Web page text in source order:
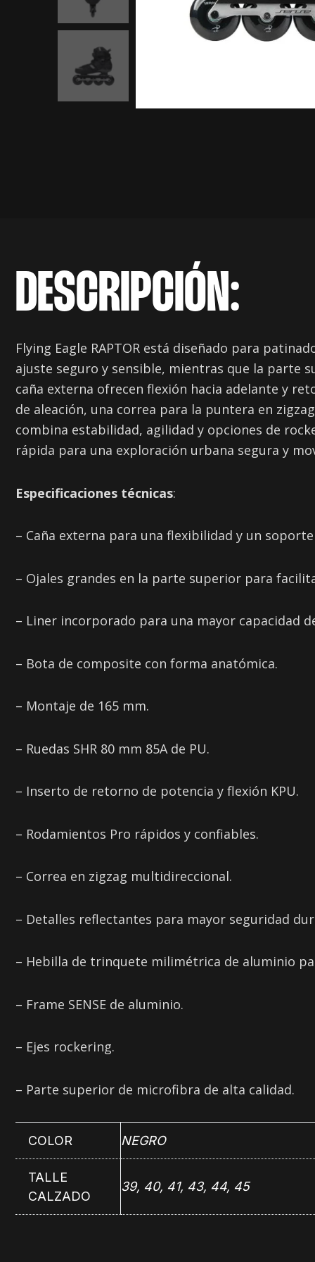
DESCRIPCIÓN:
Flying Eagle RAPTOR está diseñado para
ajuste seguro y sensible, mientras que la parte
caña externa ofrecen flexión hacia adelante y
de aleación, una correa para la puntera en
combina estabilidad, agilidad y opciones de
rápida para una exploración urbana segura y
Especificaciones técnicas:
– Caña externa para una flexibilidad y un
– Ojales grandes en la parte superior para
– Liner incorporado para una mayor capacidad
– Bota de composite con forma anatómica.
– Montaje de 165 mm.
– Ruedas SHR 80 mm 85A de PU.
– Inserto de retorno de potencia y flexión KPU.
– Rodamientos Pro rápidos y confiables.
– Correa en zigzag multidireccional.
– Detalles reflectantes para mayor seguridad
– Hebilla de trinquete milimétrica de aluminio
– Frame SENSE de aluminio.
– Ejes rockering.
– Parte superior de microfibra de alta calidad.
COLOR NEGRO
TALLE
CALZADO
39, 40, 41, 43, 44, 45